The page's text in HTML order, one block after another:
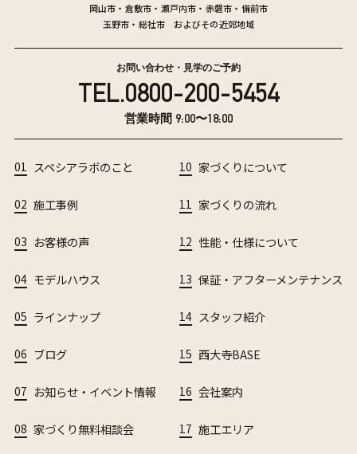
岡山市 ・ 倉敷市 ・ 瀬戸内市 ・ 赤磐市 ・ 備前市
玉野市 ・ 総社市 およびその近郊地域
お問い合わせ・見学のご予約
TEL.0800-200-5454
営業時間 9:00〜18:00
01 スペシアラボのこと
02 施工事例
03 お客様の声
04 モデルハウス
05 ラインナップ
06 ブログ
07 お知らせ・イベント情報
08 家づくり無料相談会
10 家づくりについて
11 家づくりの流れ
12 性能・仕様について
13 保証・アフターメンテナンス
14 スタッフ紹介
15 西大寺BASE
16 会社案内
17 施工エリア